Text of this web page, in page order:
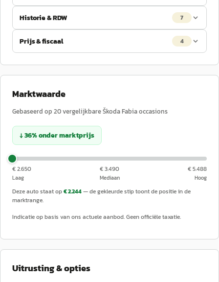
Historie & RDW 7
Prijs & fiscaal 4
Marktwaarde
Gebaseerd op 20vergelijkbareŠkodaFabiaoccasions
↓36%ondermarktprijs
€ 2.650
Laag
€ 3.490
Mediaan
€ 5.488
Hoog
Deze auto staat op€ 2.244— de gekleurde stip toont de positie in de
marktrange.
Indicatie op basis van ons actuele aanbod. Geen officiële taxatie.
Uitrusting & opties